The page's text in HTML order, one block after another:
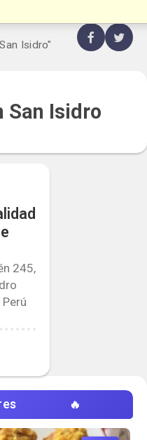
Isidro"
San Isidro
245,